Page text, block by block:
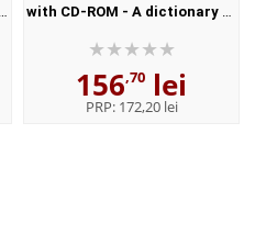
with CD-ROM - A dictionary of
Paperback
156,70 lei
PRP: 172,20 lei